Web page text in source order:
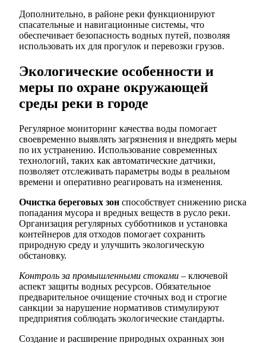
Дополнительно, в районе реки функционируют
спасательные и навигационные системы, что
обеспечивает безопасность водных путей, позволяя
использовать их для прогулок и перевозки грузов.
Экологические особенности и
меры по охране окружающей
среды реки в городе
Регулярное мониторинг качества воды помогает
своевременно выявлять загрязнения и внедрять меры
по их устранению. Использование современных
технологий, таких как автоматические датчики,
позволяет отслеживать параметры воды в реальном
времени и оперативно реагировать на изменения.
Очистка береговых зон способствует снижению риска
попадания мусора и вредных веществ в русло реки.
Организация регулярных субботников и установка
контейнеров для отходов помогает сохранить
природную среду и улучшить экологическую
обстановку.
Контроль за промышленными стоками – ключевой
аспект защиты водных ресурсов. Обязательное
предварительное очищение сточных вод и строгие
санкции за нарушение нормативов стимулируют
предприятия соблюдать экологические стандарты.
Создание и расширение природных охранных зон